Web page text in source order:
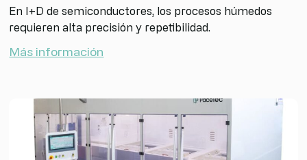
En I+D de semiconductores, los procesos húmedos
requieren alta precisión y repetibilidad.
Más información